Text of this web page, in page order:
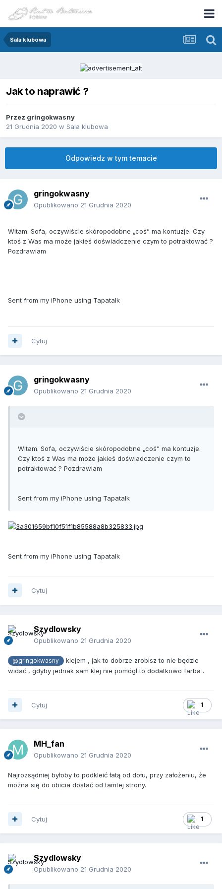
Sala klubowa
Jak to naprawić ?
Przez gringokwasny
21 Grudnia 2020 w Sala klubowa
Odpowiedz w tym temacie
gringokwasny
Opublikowano 21 Grudnia 2020
Witam. Sofa, oczywiście skóropodobne „coś” ma kontuzje. Czy
ktoś z Was ma może jakieś doświadczenie czym to potraktować ?
Pozdrawiam
Sent from my iPhone using Tapatalk
Cytuj
gringokwasny
Opublikowano 21 Grudnia 2020
Witam. Sofa, oczywiście skóropodobne „coś” ma kontuzje.
Czy ktoś z Was ma może jakieś doświadczenie czym to
potraktować ? Pozdrawiam
Sent from my iPhone using Tapatalk
Sent from my iPhone using Tapatalk
Cytuj
Szydlowsky
Opublikowano 21 Grudnia 2020
@gringokwasny
klejem , jak to dobrze zrobisz to nie będzie
widać , gdyby jednak sam klej nie pomógł to dodatkowo farba .
1
Cytuj
MH_fan
Opublikowano 21 Grudnia 2020
Najrozsądniej byłoby to podkleić łatą od dołu, przy założeniu, że
można się do obicia dostać od tamtej strony.
1
Cytuj
Szydlowsky
Opublikowano 21 Grudnia 2020